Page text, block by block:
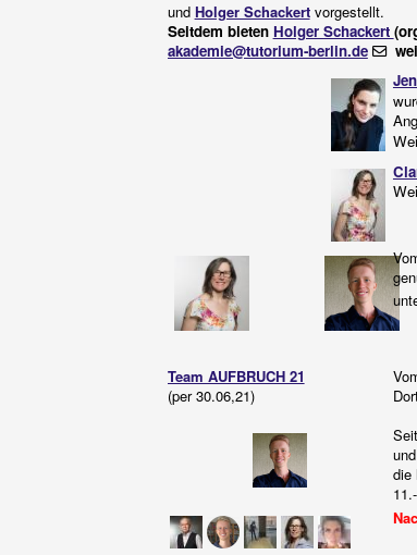
und Holger Schackertvorgestellt.
Seitdem bieten Holger Schackert
akademie@tutorium-berlin.de
Team AUFBRUCH 21
(per 30.06,21)
die